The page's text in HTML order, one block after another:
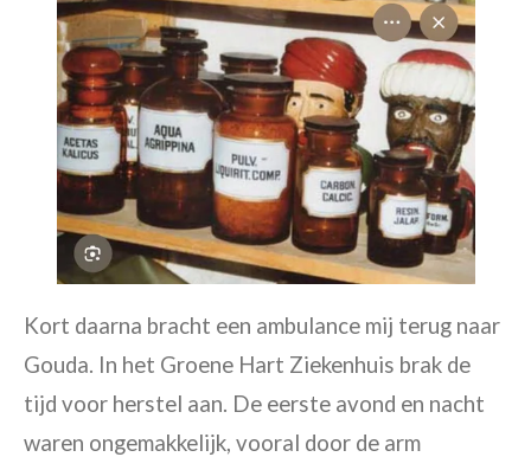
Kort daarna bracht een ambulance mij terug naar
Gouda. In het Groene Hart Ziekenhuis brak de
tijd voor herstel aan. De eerste avond en nacht
waren ongemakkelijk, vooral door de arm